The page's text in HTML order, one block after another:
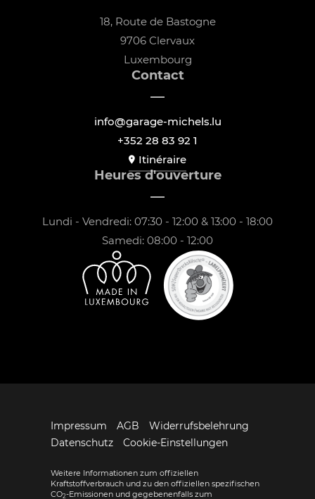
18, Route de Bastogne
9706 Clervaux
Luxembourg
Contact
info@garage-michels.lu
+352 28 83 92 1
Itinéraire
Heures d'ouverture
Lundi - Vendredi: 07:30 - 12:00 & 13:00 - 18:00
Samedi: 08:00 - 12:00
Impressum AGB
Widerrufsbelehrung
Datenschutz
Cookie-Einstellungen
Weitere Informationen zum offiziellen
Kraftstoffverbrauch und zu den offiziellen spezifischen
CO2-Emissionen und gegebenenfalls zum